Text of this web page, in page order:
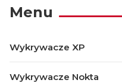
Menu
Wykrywacze XP
Wykrywacze Nokta